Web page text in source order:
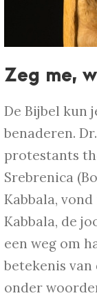
Zeg me,
De Bijbel kun
benaderen.
protestants
Srebrenica
Kabbala,
Kabbala, de
een weg om
betekenis van
onder